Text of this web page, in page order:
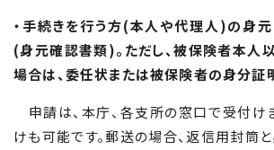
・手続きを行う方(本人や代理人)の身
(身元確認書類)。ただし、被保険者本人
場合は、委任状または被保険者の身分証
申請は、本庁、各支所の窓口で受付け
けも可能です。郵送の場合、返信用封筒